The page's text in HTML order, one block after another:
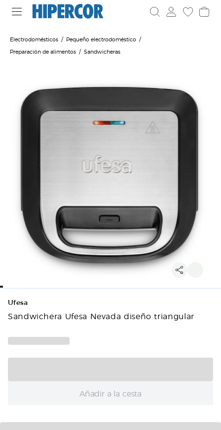
Electrodomésticos
Pequeño electrodoméstico
Preparación de alimentos
Sandwicheras
Ufesa
Sandwichera Ufesa Nevada diseño triangular
Añadir a la cesta